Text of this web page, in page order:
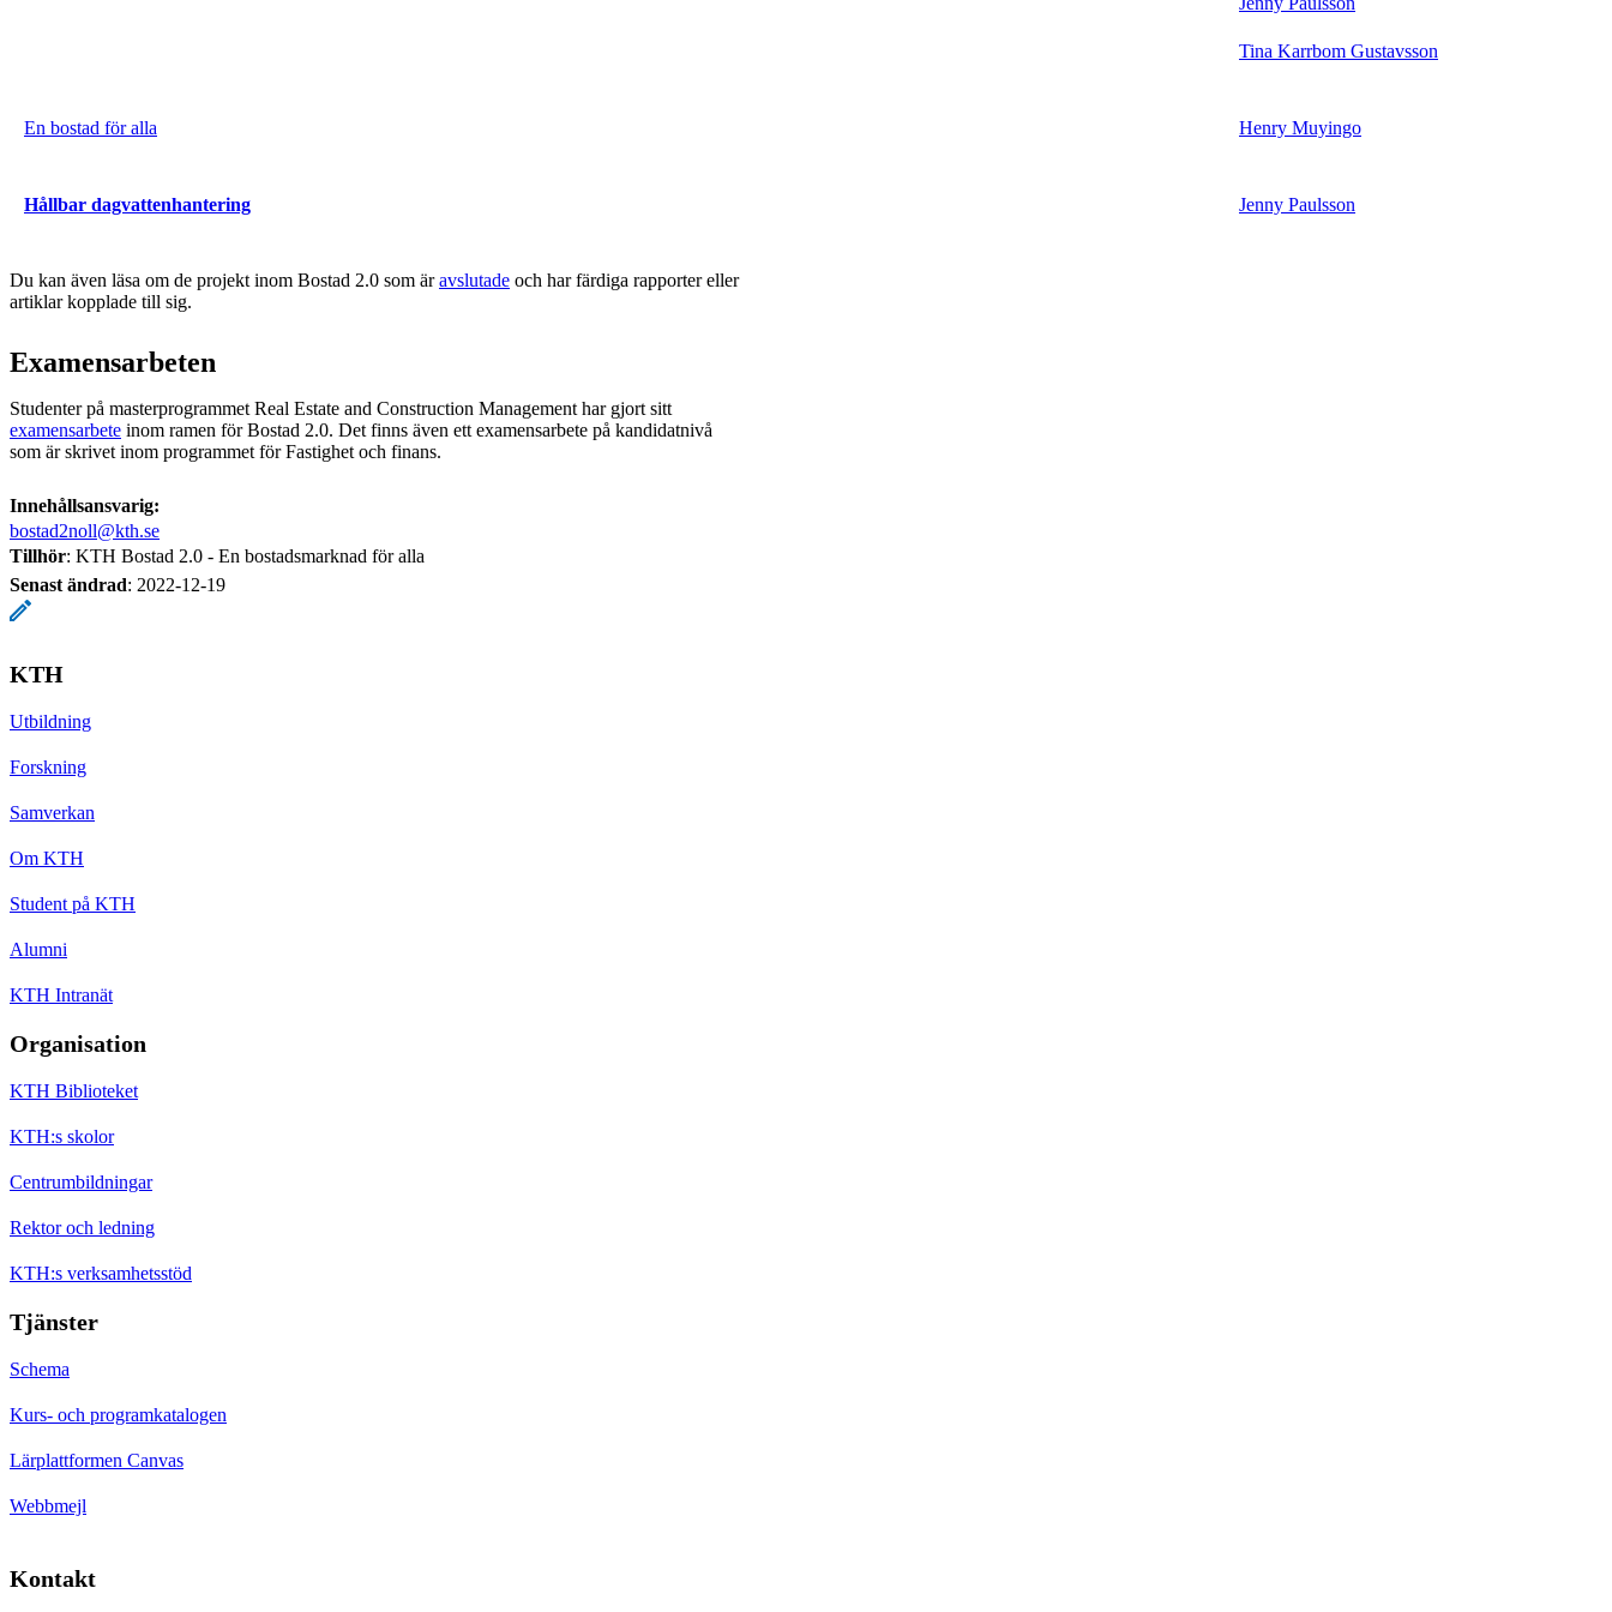
Tina Karrbom Gustavsson
En bostad för alla Henry Muyingo
Hållbar dagvattenhantering Jenny Paulsson
Du kan även läsa om de projekt inom Bostad 2.0 som äravslutade och har färdiga rapporter eller
artiklar kopplade till sig.
Examensarbeten
Studenter på masterprogrammet Real Estate and Construction Management har gjort sitt
examensarbete inom ramen för Bostad 2.0. Det finns även ett examensarbete på kandidatnivå
som är skrivet inom programmet för Fastighet och finans.
Innehållsansvarig:
bostad2noll@kth.se
Tillhör: KTH Bostad 2.0 - En bostadsmarknad för alla
Senast ändrad: 2022-12-19
KTH
Utbildning
Forskning
Samverkan
Om KTH
Student på KTH
Alumni
KTH Intranät
Organisation
KTH Biblioteket
KTH:s skolor
Centrumbildningar
Rektor och ledning
KTH:s verksamhetsstöd
Tjänster
Schema
Kurs- och programkatalogen
Lärplattformen Canvas
Webbmejl
Kontakt